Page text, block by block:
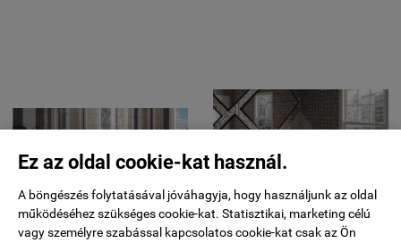
Ez az oldal cookie-kat használ.
A böngészés folytatásával jóváhagyja, hogy használjunk az oldal
működéséhez szükséges cookie-kat. Statisztikai, marketing célú
vagy személyre szabással kapcsolatos cookie-kat csak az Ön